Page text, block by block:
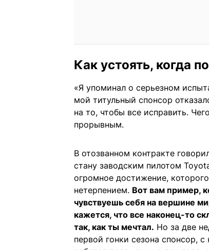
Как устоять, когда
«Я упоминал о серьезном
мой титульный спонсор
на то, чтобы все исправить.
прорывным.
В отозванном контракте
стану заводским пилотом
огромное достижение,
нетерпением. Вот вам пример,
чувствуешь себя на вершине
кажется, что все наконец-то
так, как ты мечтал. Но за две
первой гонки сезона спонсор,